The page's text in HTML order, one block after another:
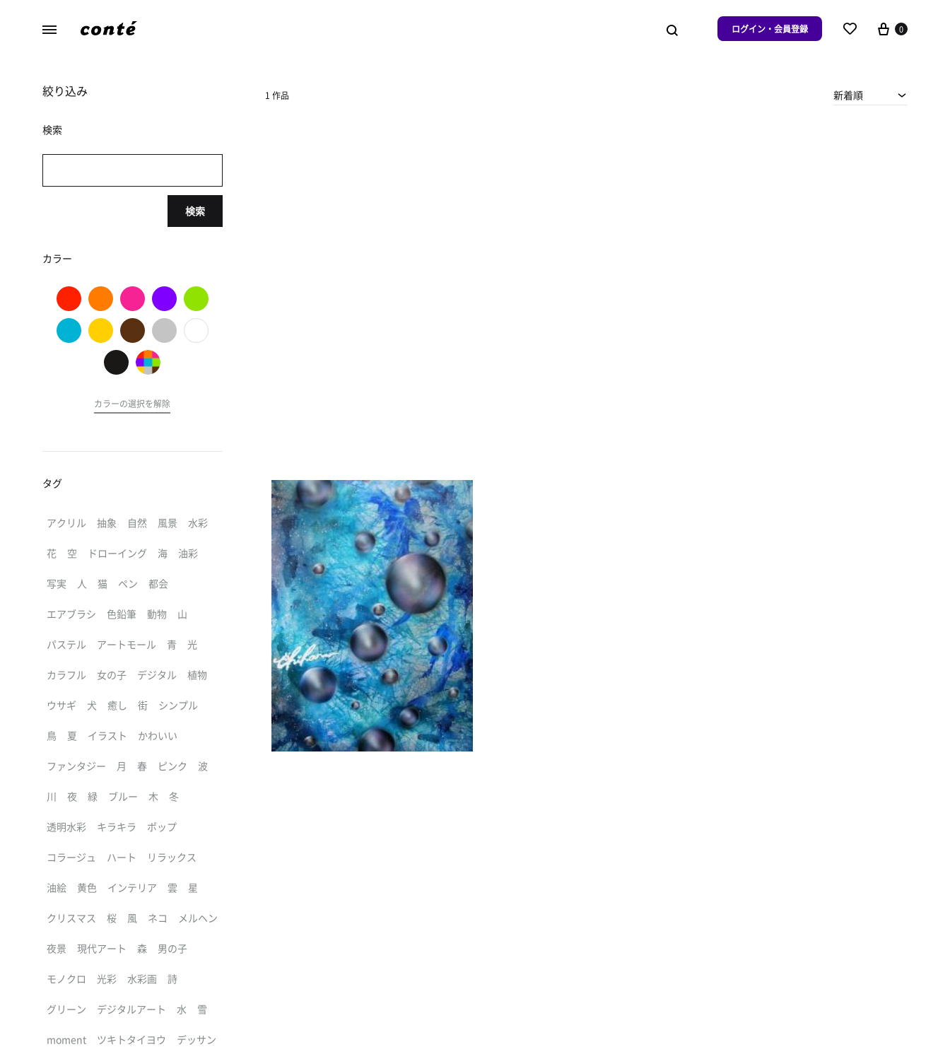
ら
た
の
ログイン・会員登録 0
1 作品 新着順
絞り込み
検索
検索
カラー
カラーの選択を解除
タグ
アクリル 抽象 自然 風景 水彩
花 空 ドローイング 海 油彩
写実 人 猫 ペン 都会
エアブラシ 色鉛筆 動物 山
パステル アートモール 青 光
カラフル 女の子 デジタル 植物
ウサギ 犬 癒し 街 シンプル
鳥 夏 イラスト かわいい
ファンタジー 月 春 ピンク 波
川 夜 緑 ブルー 木 冬
透明水彩 キラキラ ポップ
コラージュ ハート リラックス
油絵 黄色 インテリア 雲 星
クリスマス 桜 風 ネコ メルヘン
夜景 現代アート 森 男の子
モノクロ 光彩 水彩画 詩
グリーン デジタルアート 水 雪
moment ツキトタイヨウ デッサン